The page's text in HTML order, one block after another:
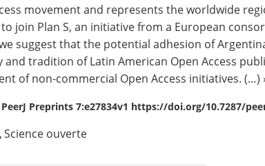
movement and represents the worldwide
join Plan S, an initiative from a European
suggest that the potential adhesion of
tradition of Latin American Open Access
of non-commercial Open Access initiatives. (…)
Preprints 7:e27834v1 https://doi.org/10.7287/
,Science ouverte